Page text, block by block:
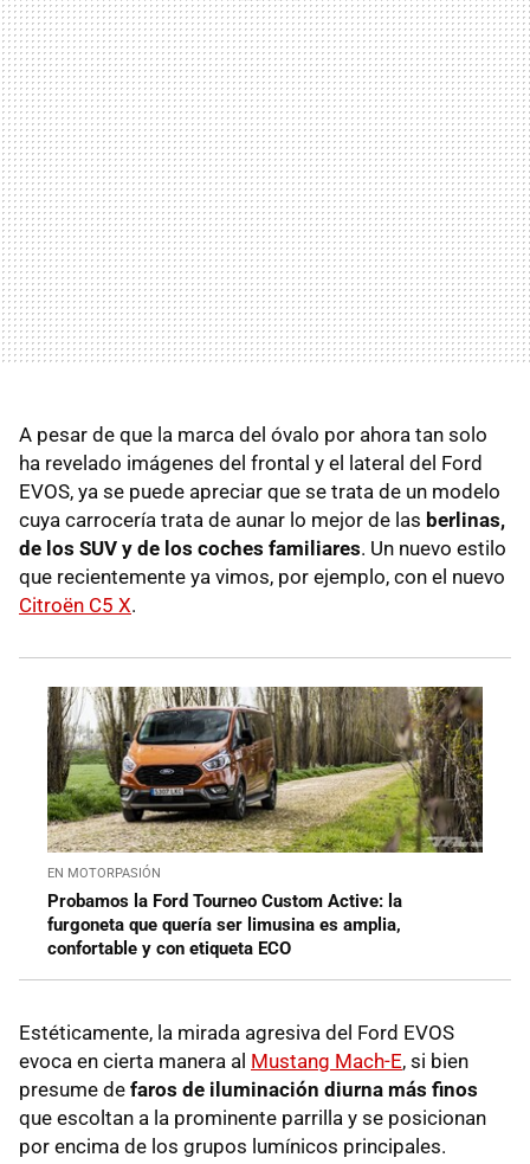
A pesar de que la marca del óvalo por ahora tan solo
ha revelado imágenes del frontal y el lateral del Ford
EVOS, ya se puede apreciar que se trata de un modelo
cuya carrocería trata de aunar lo mejor de las berlinas,
de los SUV y de los coches familiares. Un nuevo estilo
que recientemente ya vimos, por ejemplo, con el nuevo
Citroën C5 X.
EN MOTORPASIÓN
Probamos la Ford Tourneo Custom Active: la
furgoneta que quería ser limusina es amplia,
confortable y con etiqueta ECO
Estéticamente, la mirada agresiva del Ford EVOS
evoca en cierta manera al Mustang Mach-E, si bien
presume de faros de iluminación diurna más finos
que escoltan a la prominente parrilla y se posicionan
por encima de los grupos lumínicos principales.